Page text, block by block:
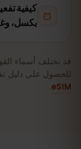
بكسل،
للحصول على دليل
eSIM
.